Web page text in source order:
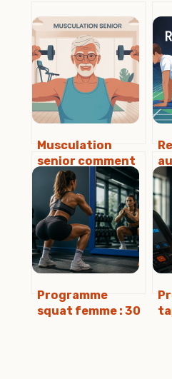
Musculation
senior comment
se renforcer
après 60 ans en
toute sécurité
Programme
squat femme : 30